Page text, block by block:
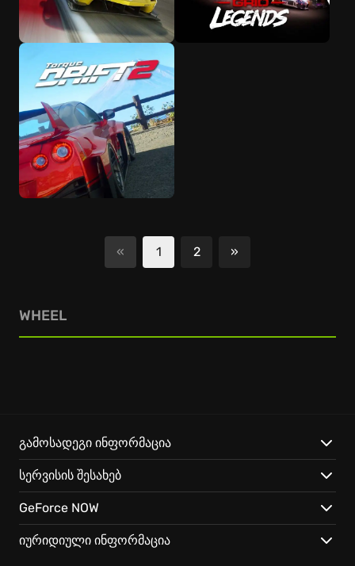
« 1 2 »
WHEEL
გამოსადეგი ინფორმაცია
სერვისის შესახებ
GeForce NOW
იურიდიული ინფორმაცია